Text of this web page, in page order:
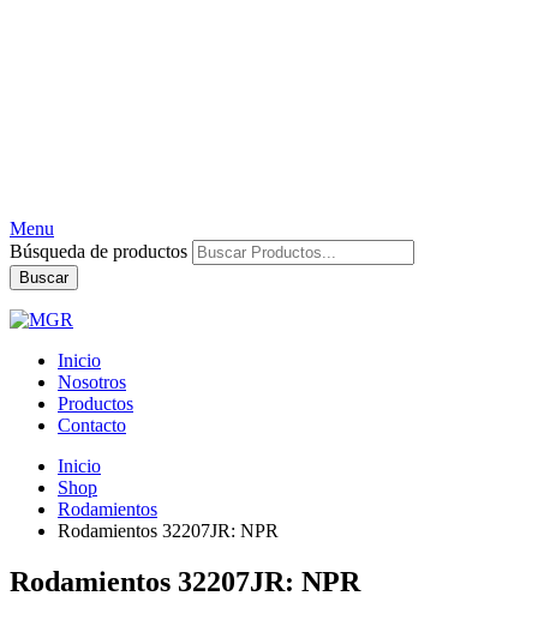
Menu
Búsqueda de productos
Buscar
Inicio
Nosotros
Productos
Contacto
Inicio
Shop
Rodamientos
Rodamientos 32207JR: NPR
Rodamientos 32207JR: NPR